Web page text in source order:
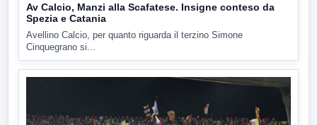
Av Calcio, Manzi alla Scafatese. Insigne conteso da
Spezia e Catania
Avellino Calcio, per quanto riguarda il terzino Simone
Cinquegrano si...